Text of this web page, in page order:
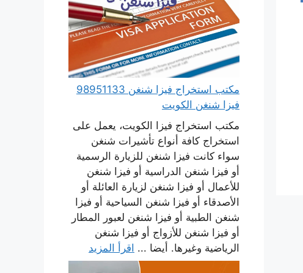
مكتب استخراج فيزا شنغن 98951133
فيزا شنغن الكويت
مكتب استخراج فيزا الكويت، يعمل على
استخراج كافة أنواع تأشيرات شنغن
سواء كانت فيزا شنغن للزيارة الرسمية
أو فيزا شنغن الدراسية أو فيزا شنغن
للأعمال أو فيزا شنغن لزيارة العائلة أو
الأصدقاء أو فيزا شنغن السياحية أو فيزا
شنغن الطبية أو فيزا شنغن لعبور المطار
أو فيزا شنغن للأزواج أو فيزا شنغن
الرياضية وغيرها. أيضا ... اقرأ المزيد